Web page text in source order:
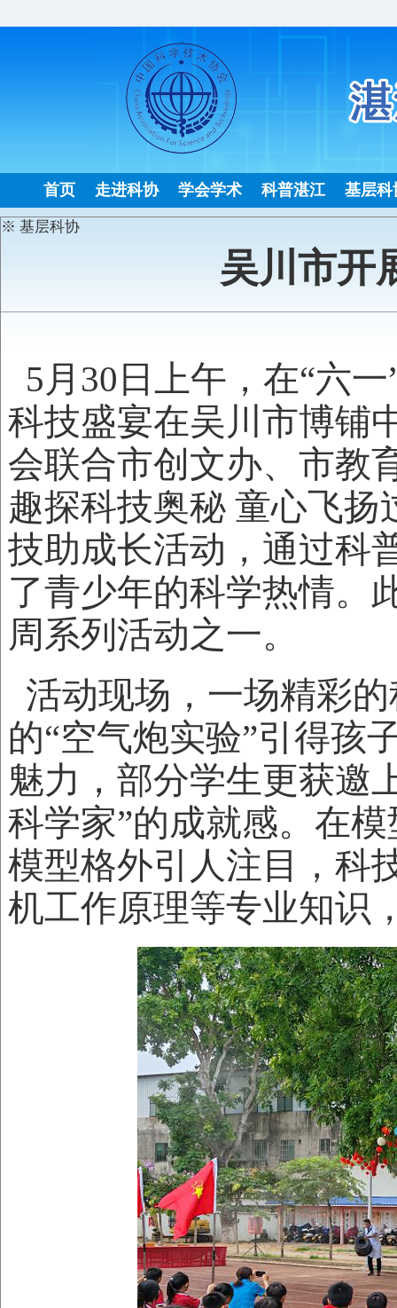
首页 走进科协 学会学术 科普湛江 基层科
※ 基层科协
吴川市开
5月30日上午，在“六
科技盛宴在吴川市博铺
会联合市创文办、市教
趣探科技奥秘 童心飞
技助成长活动，通过科
了青少年的科学热情。
周系列活动之一。
活动现场，一场精彩
的“空气炮实验”引得孩
魅力，部分学生更获邀
科学家”的成就感。在
模型格外引人注目，科
机工作原理等专业知识